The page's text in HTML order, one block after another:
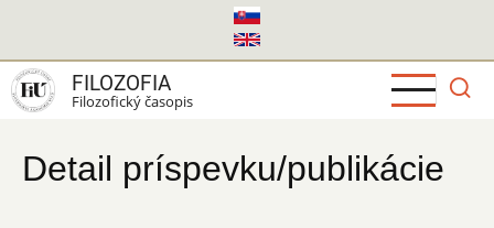
hlavný
obsah
FILOZOFIA
Filozofický časopis
Detail príspevku/publikácie